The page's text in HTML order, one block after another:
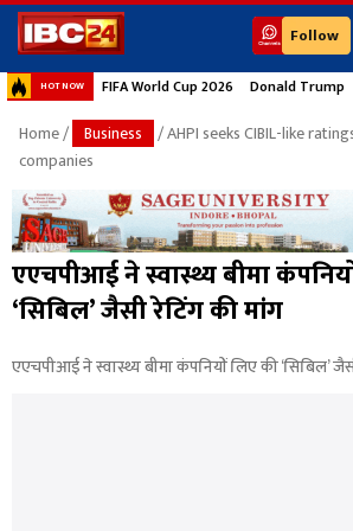
Follow
HOT NOW FIFA World Cup 2026 Donald Trump
Home/ Business
/ AHPI seeks CIBIL-like
companies
एएचपीआई ने स्वास्थ्य बीमा
‘सिबिल’ जैसी रेटिंग की मांग
एएचपीआई ने स्वास्थ्य बीमा कंपनियों लिए की ‘सिबिल’